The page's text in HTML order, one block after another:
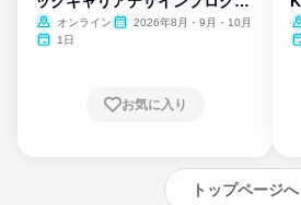
ム
オンライン
2026年8月・9月・10月
1日
お気に入り
トップページへ